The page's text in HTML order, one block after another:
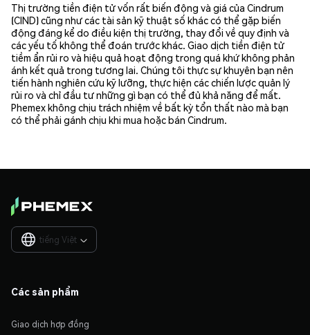
Thị trường tiền điện tử vốn rất biến động và giá của Cindrum
(CIND) cũng như các tài sản kỹ thuật số khác có thể gặp biến
động đáng kể do điều kiện thị trường, thay đổi về quy định và
các yếu tố không thể đoán trước khác. Giao dịch tiền điện tử
tiềm ẩn rủi ro và hiệu quả hoạt động trong quá khứ không phản
ánh kết quả trong tương lai. Chúng tôi thực sự khuyên bạn nên
tiến hành nghiên cứu kỹ lưỡng, thực hiện các chiến lược quản lý
rủi ro và chỉ đầu tư những gì bạn có thể đủ khả năng để mất.
Phemex không chịu trách nhiệm về bất kỳ tổn thất nào mà bạn
có thể phải gánh chịu khi mua hoặc bán Cindrum.
tiếng Việt 
Các sản phẩm
Giao dịch hợp đồng